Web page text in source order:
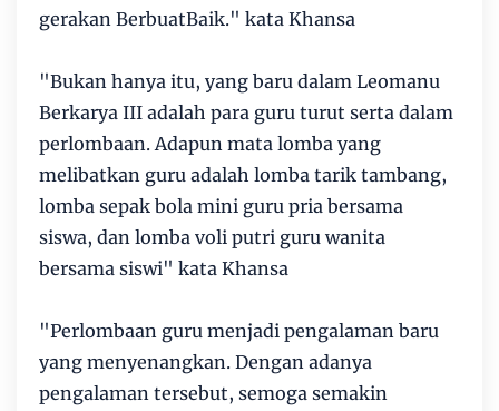
gerakan BerbuatBaik." kata Khansa
"Bukan hanya itu, yang baru dalam Leomanu
Berkarya III adalah para guru turut serta dalam
perlombaan. Adapun mata lomba yang
melibatkan guru adalah lomba tarik tambang,
lomba sepak bola mini guru pria bersama
siswa, dan lomba voli putri guru wanita
bersama siswi" kata Khansa
"Perlombaan guru menjadi pengalaman baru
yang menyenangkan. Dengan adanya
pengalaman tersebut, semoga semakin